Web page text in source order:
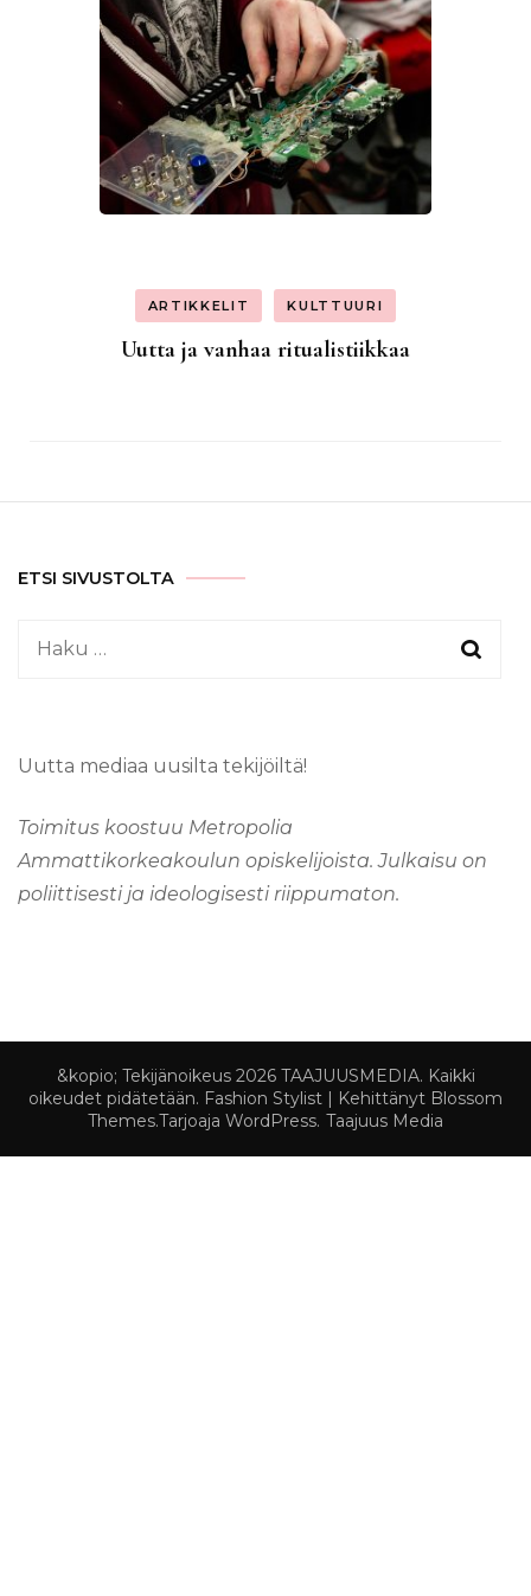
ARTIKKELIT KULTTUURI
Uutta ja vanhaa ritualistiikkaa
ETSI SIVUSTOLTA
Haku:
Uutta mediaa uusilta tekijöiltä!
Toimitus koostuu Metropolia
Ammattikorkeakoulun opiskelijoista. Julkaisu on
poliittisesti ja ideologisesti riippumaton.
&kopio; Tekijänoikeus 2026 TAAJUUSMEDIA. Kaikki
oikeudet pidätetään. Fashion Stylist | Kehittänyt Blossom
Themes.Tarjoaja WordPress. Taajuus Media